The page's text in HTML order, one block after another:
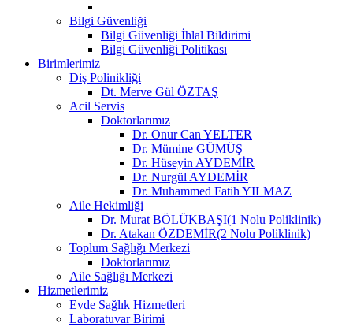
Bilgi Güvenliği
Bilgi Güvenliği İhlal Bildirimi
Bilgi Güvenliği Politikası
Birimlerimiz
Diş Polinikliği
Dt. Merve Gül ÖZTAŞ
Acil Servis
Doktorlarımız
Dr. Onur Can YELTER
Dr. Mümine GÜMÜŞ
Dr. Hüseyin AYDEMİR
Dr. Nurgül AYDEMİR
Dr. Muhammed Fatih YILMAZ
Aile Hekimliği
Dr. Murat BÖLÜKBAŞI(1 Nolu Poliklinik)
Dr. Atakan ÖZDEMİR(2 Nolu Poliklinik)
Toplum Sağlığı Merkezi
Doktorlarımız
Aile Sağlığı Merkezi
Hizmetlerimiz
Evde Sağlık Hizmetleri
Laboratuvar Birimi